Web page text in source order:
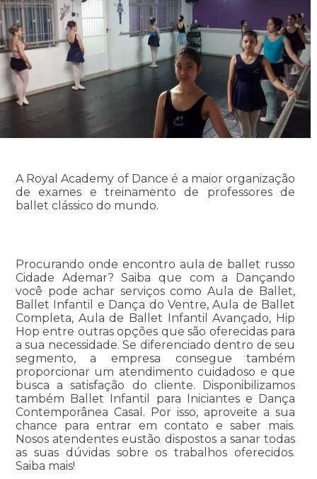
A Royal Academy of Dance é a maior organização
de exames e treinamento de professores de
ballet clássico do mundo.
Procurando onde encontro aula de ballet russo
Cidade Ademar? Saiba que com a Dançando
você pode achar serviços como Aula de Ballet,
Ballet Infantil e Dança do Ventre, Aula de Ballet
Completa, Aula de Ballet Infantil Avançado, Hip
Hop entre outras opções que são oferecidas para
a sua necessidade. Se diferenciado dentro de seu
segmento, a empresa consegue também
proporcionar um atendimento cuidadoso e que
busca a satisfação do cliente. Disponibilizamos
também Ballet Infantil para Iniciantes e Dança
Contemporânea Casal. Por isso, aproveite a sua
chance para entrar em contato e saber mais.
Nosos atendentes eustão dispostos a sanar todas
as suas dúvidas sobre os trabalhos oferecidos.
Saiba mais!